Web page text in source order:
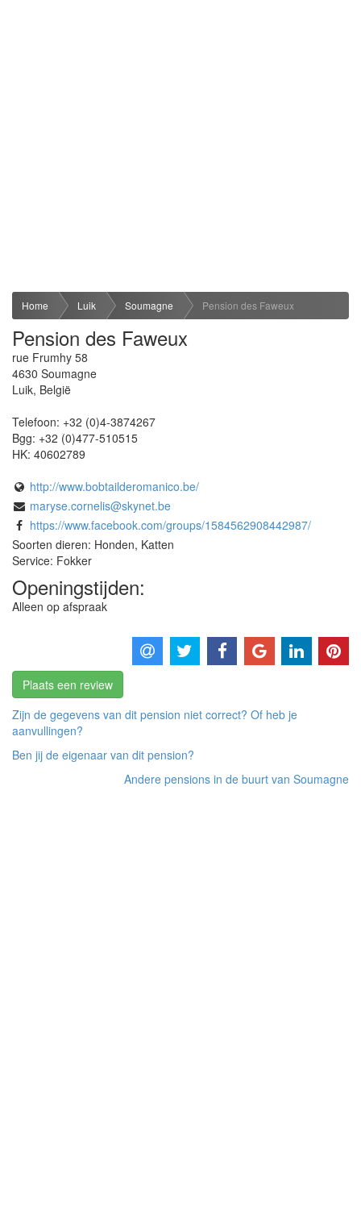
Home Luik Soumagne Pension des Faweux
Pension des Faweux
rue Frumhy 58
4630 Soumagne
Luik, België
Telefoon: +32 (0)4-3874267
Bgg: +32 (0)477-510515
HK: 40602789
http://www.bobtailderomanico.be/
maryse.cornelis@skynet.be
https://www.facebook.com/groups/1584562908442987/
Soorten dieren: Honden, Katten
Service: Fokker
Openingstijden:
Alleen op afspraak
Plaats een review
Zijn de gegevens van dit pension niet correct? Of heb je
aanvullingen?
Ben jij de eigenaar van dit pension?
Andere pensions in de buurt van Soumagne